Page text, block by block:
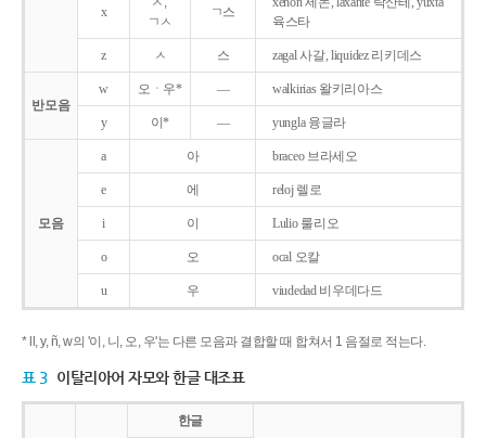
x
ㄱㅅ
ㄱ스
육스타
z ㅅ 스 zagal 사갈, liquidez 리키데스
반모음
w 오ㆍ우* ― walkirias 왈키리아스
y 이* ― yungla 융글라
모음
a 아 braceo 브라세오
e 에 reloj 렐로
i 이 Lulio 룰리오
o 오 ocal 오칼
u 우 viudedad 비우데다드
* ll, y, ñ, w의 '이, 니, 오, 우'는 다른 모음과 결합할 때 합쳐서 1 음절로 적는다.
표 3 이탈리아어 자모와 한글 대조표
한글